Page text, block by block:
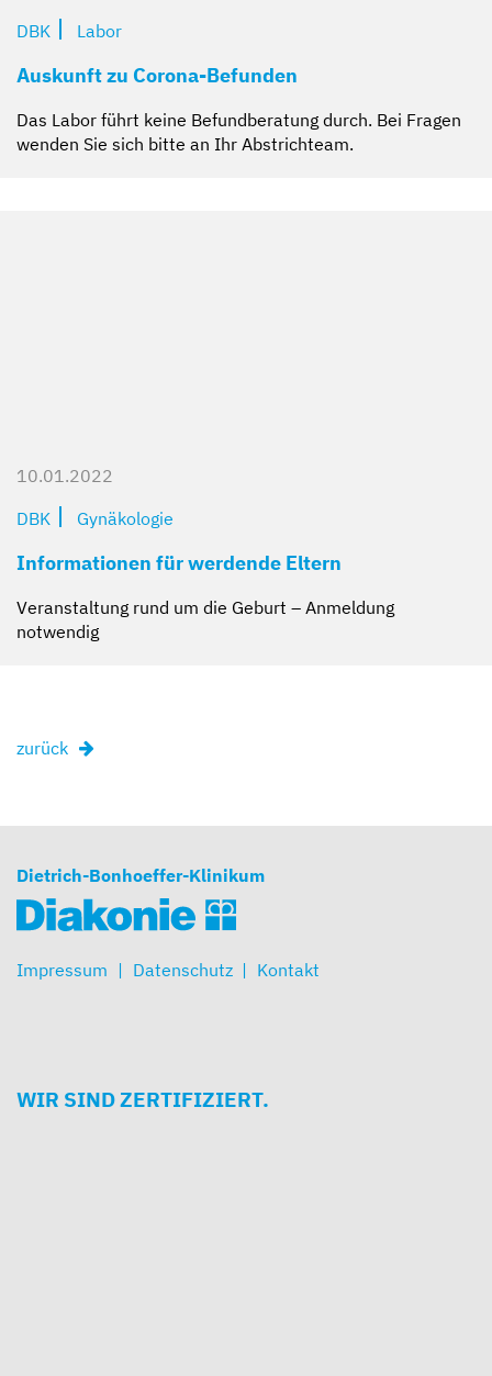
DBK
Labor
Auskunft zu Corona-Befunden
Das Labor führt keine Befundberatung durch. Bei Fragen
wenden Sie sich bitte an Ihr Abstrichteam.
10.01.2022
DBK
Gynäkologie
Informationen für werdende Eltern
Veranstaltung rund um die Geburt – Anmeldung
notwendig
zurück
Dietrich-Bonhoeffer-Klinikum
Impressum Datenschutz Kontakt
WIR SIND ZERTIFIZIERT.